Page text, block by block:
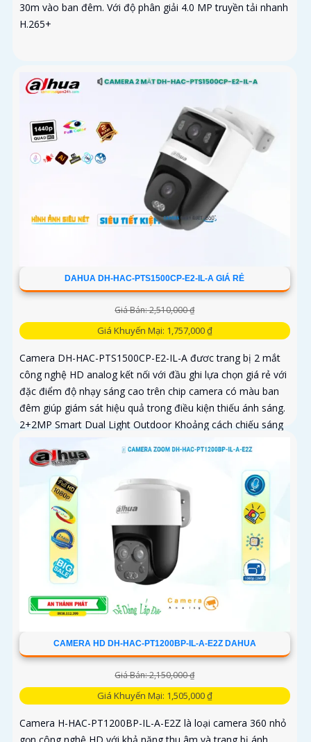
30m vào ban đêm. Với độ phân giải 4.0 MP truyền tải nhanh
H.265+
DAHUA DH-HAC-PTS1500CP-E2-IL-A GIÁ RẺ
Giá Bán: 2,510,000 ₫
Giá Khuyến Mại: 1,757,000 ₫
Camera DH-HAC-PTS1500CP-E2-IL-A đươc trang bị 2 mắt
công nghệ HD analog kết nối với đầu ghi lựa chọn giá rẻ với
đặc điểm độ nhạy sáng cao trên chip camera có màu ban
đêm giúp giám sát hiệu quả trong điều kiện thiếu ánh sáng.
2+2MP Smart Dual Light Outdoor Khoảng cách chiếu sáng
CAMERA HD DH-HAC-PT1200BP-IL-A-E2Z DAHUA
Giá Bán: 2,150,000 ₫
Giá Khuyến Mại: 1,505,000 ₫
Camera H-HAC-PT1200BP-IL-A-E2Z là loại camera 360 nhỏ